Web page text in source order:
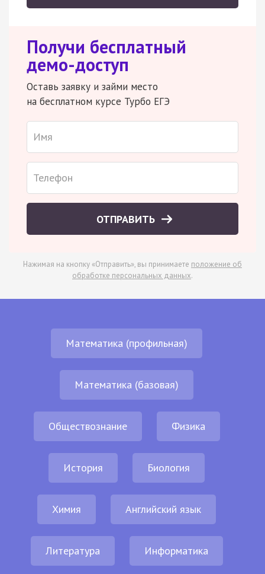
Получи бесплатный
демо-доступ
Оставь заявку и займи место
на бесплатном курсе Турбо ЕГЭ
ОТПРАВИТЬ
Нажимая на кнопку «Отправить», вы принимаете положение об
обработке персональных данных.
Математика (профильная)
Математика (базовая)
Обществознание Физика
История Биология
Химия Английский язык
Литература Информатика